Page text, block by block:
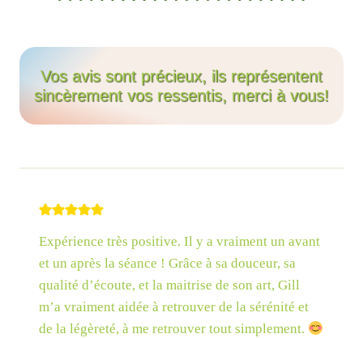
Vos avis sont précieux, ils représentent
sincèrement vos ressentis, merci à vous!
Expérience très positive. Il y a vraiment un avant
et un après la séance ! Grâce à sa douceur, sa
qualité d’écoute, et la maitrise de son art, Gill
m’a vraiment aidée à retrouver de la sérénité et
de la légèreté, à me retrouver tout simplement.